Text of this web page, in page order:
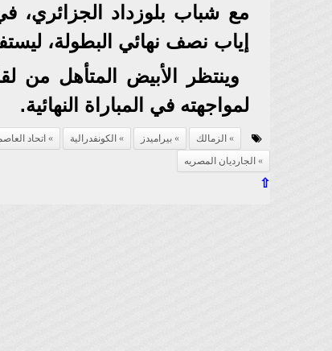
مع شباب بلوزداد الجزائري،
إياب نصف نهائي البطولة،
وينتظر الأبيض المتأهل من
لمواجهته في المباراة النهائية.
الزمالك بيراميدز الكونفدرالية اتحاد
الجارديان المصريه
⇧